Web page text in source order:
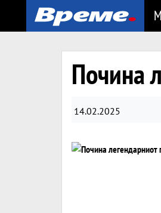
Почина
14.02.2025